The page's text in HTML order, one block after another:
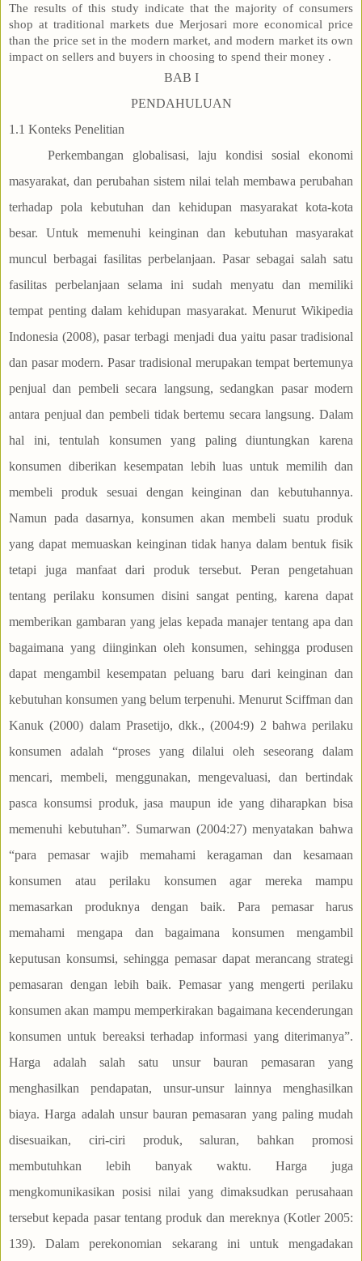
The results of this study indicate that the majority of consumers
shop at traditional markets due Merjosari more economical price
than the price set in the modern market, and modern market its own
impact on sellers and buyers in choosing to spend their money .
BAB I
PENDAHULUAN
1.1 Konteks Penelitian
Perkembangan globalisasi, laju kondisi sosial ekonomi
masyarakat, dan perubahan sistem nilai telah membawa perubahan
terhadap pola kebutuhan dan kehidupan masyarakat kota-kota
besar. Untuk memenuhi keinginan dan kebutuhan masyarakat
muncul berbagai fasilitas perbelanjaan. Pasar sebagai salah satu
fasilitas perbelanjaan selama ini sudah menyatu dan memiliki
tempat penting dalam kehidupan masyarakat. Menurut Wikipedia
Indonesia (2008), pasar terbagi menjadi dua yaitu pasar tradisional
dan pasar modern. Pasar tradisional merupakan tempat bertemunya
penjual dan pembeli secara langsung, sedangkan pasar modern
antara penjual dan pembeli tidak bertemu secara langsung. Dalam
hal ini, tentulah konsumen yang paling diuntungkan karena
konsumen diberikan kesempatan lebih luas untuk memilih dan
membeli produk sesuai dengan keinginan dan kebutuhannya.
Namun pada dasarnya, konsumen akan membeli suatu produk
yang dapat memuaskan keinginan tidak hanya dalam bentuk fisik
tetapi juga manfaat dari produk tersebut. Peran pengetahuan
tentang perilaku konsumen disini sangat penting, karena dapat
memberikan gambaran yang jelas kepada manajer tentang apa dan
bagaimana yang diinginkan oleh konsumen, sehingga produsen
dapat mengambil kesempatan peluang baru dari keinginan dan
kebutuhan konsumen yang belum terpenuhi. Menurut Sciffman dan
Kanuk (2000) dalam Prasetijo, dkk., (2004:9) 2 bahwa perilaku
konsumen adalah “proses yang dilalui oleh seseorang dalam
mencari, membeli, menggunakan, mengevaluasi, dan bertindak
pasca konsumsi produk, jasa maupun ide yang diharapkan bisa
memenuhi kebutuhan”. Sumarwan (2004:27) menyatakan bahwa
“para pemasar wajib memahami keragaman dan kesamaan
konsumen atau perilaku konsumen agar mereka mampu
memasarkan produknya dengan baik. Para pemasar harus
memahami mengapa dan bagaimana konsumen mengambil
keputusan konsumsi, sehingga pemasar dapat merancang strategi
pemasaran dengan lebih baik. Pemasar yang mengerti perilaku
konsumen akan mampu memperkirakan bagaimana kecenderungan
konsumen untuk bereaksi terhadap informasi yang diterimanya”.
Harga adalah salah satu unsur bauran pemasaran yang
menghasilkan pendapatan, unsur-unsur lainnya menghasilkan
biaya. Harga adalah unsur bauran pemasaran yang paling mudah
disesuaikan, ciri-ciri produk, saluran, bahkan promosi
membutuhkan lebih banyak waktu. Harga juga
mengkomunikasikan posisi nilai yang dimaksudkan perusahaan
tersebut kepada pasar tentang produk dan mereknya (Kotler 2005:
139). Dalam perekonomian sekarang ini untuk mengadakan